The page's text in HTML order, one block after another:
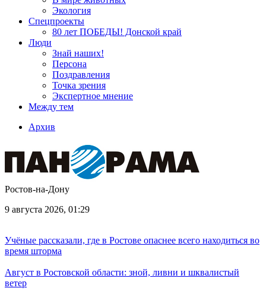
Экология
Спецпроекты
80 лет ПОБЕДЫ! Донской край
Люди
Знай наших!
Персона
Поздравления
Точка зрения
Экспертное мнение
Между тем
Архив
Ростов-на-Дону
9 августа 2026, 01:29
Учёные рассказали, где в Ростове опаснее всего находиться во
время шторма
Август в Ростовской области: зной, ливни и шквалистый
ветер